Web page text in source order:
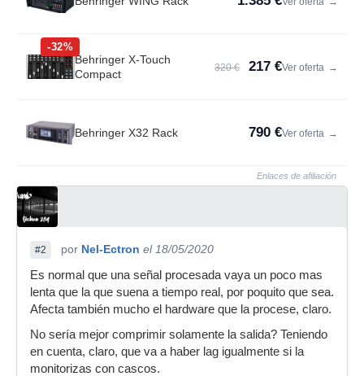
-32%
Behringer X-Touch
Compact
320 € 217 €Ver oferta →
Behringer X32 Rack 790 €Ver oferta →
Enlaces de afiliación
#2 por Nel-Ectron el 18/05/2020
Es normal que una señal procesada vaya un poco mas
lenta que la que suena a tiempo real, por poquito que sea.
Afecta también mucho el hardware que la procese, claro.
No sería mejor comprimir solamente la salida? Teniendo
en cuenta, claro, que va a haber lag igualmente si la
monitorizas con cascos.